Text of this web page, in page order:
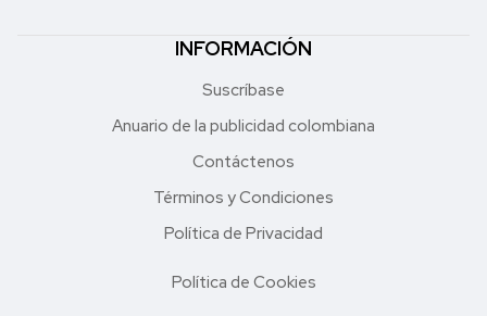
INFORMACIÓN
Suscríbase
Anuario de la publicidad colombiana
Contáctenos
Términos y Condiciones
Política de Privacidad
Política de Cookies